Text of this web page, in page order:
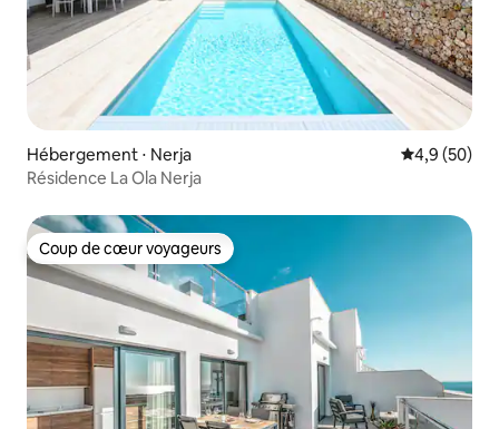
Hébergement ⋅ Nerja Évaluation
4,9 (50)
Résidence La Ola Nerja
Coup de cœur voyageurs
Coup de cœur voyageurs